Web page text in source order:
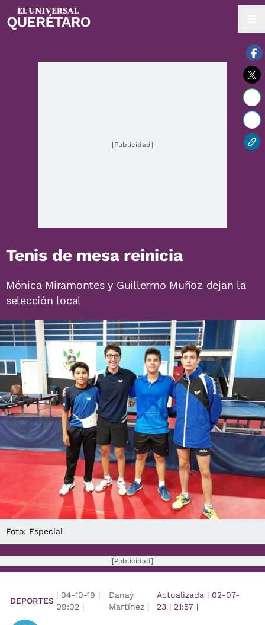
07 / agosto / 2026 | 12:43 hrs.
[Publicidad]
Tenis de mesa reinicia
Mónica Miramontes y Guillermo Muñoz dejan la
selección local
Foto: Especial
[Publicidad]
DEPORTES
| 04-10-19 |
09:02 |
Danaý
Martínez |
Actualizada | 02-07-
23 | 21:57 |